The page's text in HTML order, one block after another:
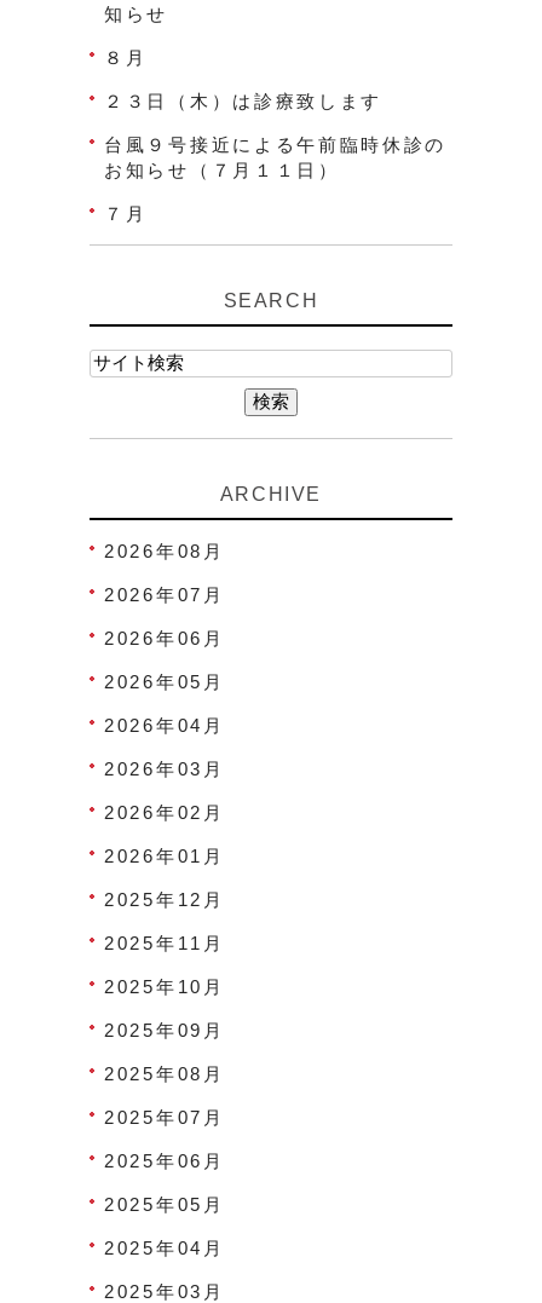
知らせ
８月
２３日（木）は診療致します
台風９号接近による午前臨時休診の
お知らせ（７月１１日）
７月
SEARCH
ARCHIVE
2026年08月
2026年07月
2026年06月
2026年05月
2026年04月
2026年03月
2026年02月
2026年01月
2025年12月
2025年11月
2025年10月
2025年09月
2025年08月
2025年07月
2025年06月
2025年05月
2025年04月
2025年03月